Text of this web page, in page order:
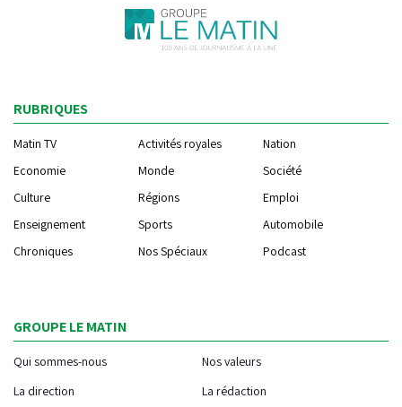
RUBRIQUES
Matin TV Activités royales
Nation
Economie
Monde
Société
Culture
Régions
Emploi
Enseignement
Sports
Automobile
Chroniques
Nos Spéciaux Podcast
GROUPE LE MATIN
Qui sommes-nous
Nos valeurs
La direction
La rédaction